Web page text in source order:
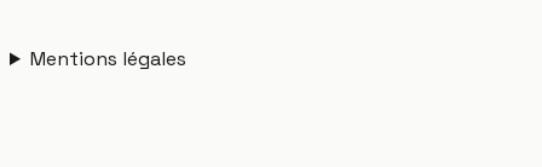
Mentions légales